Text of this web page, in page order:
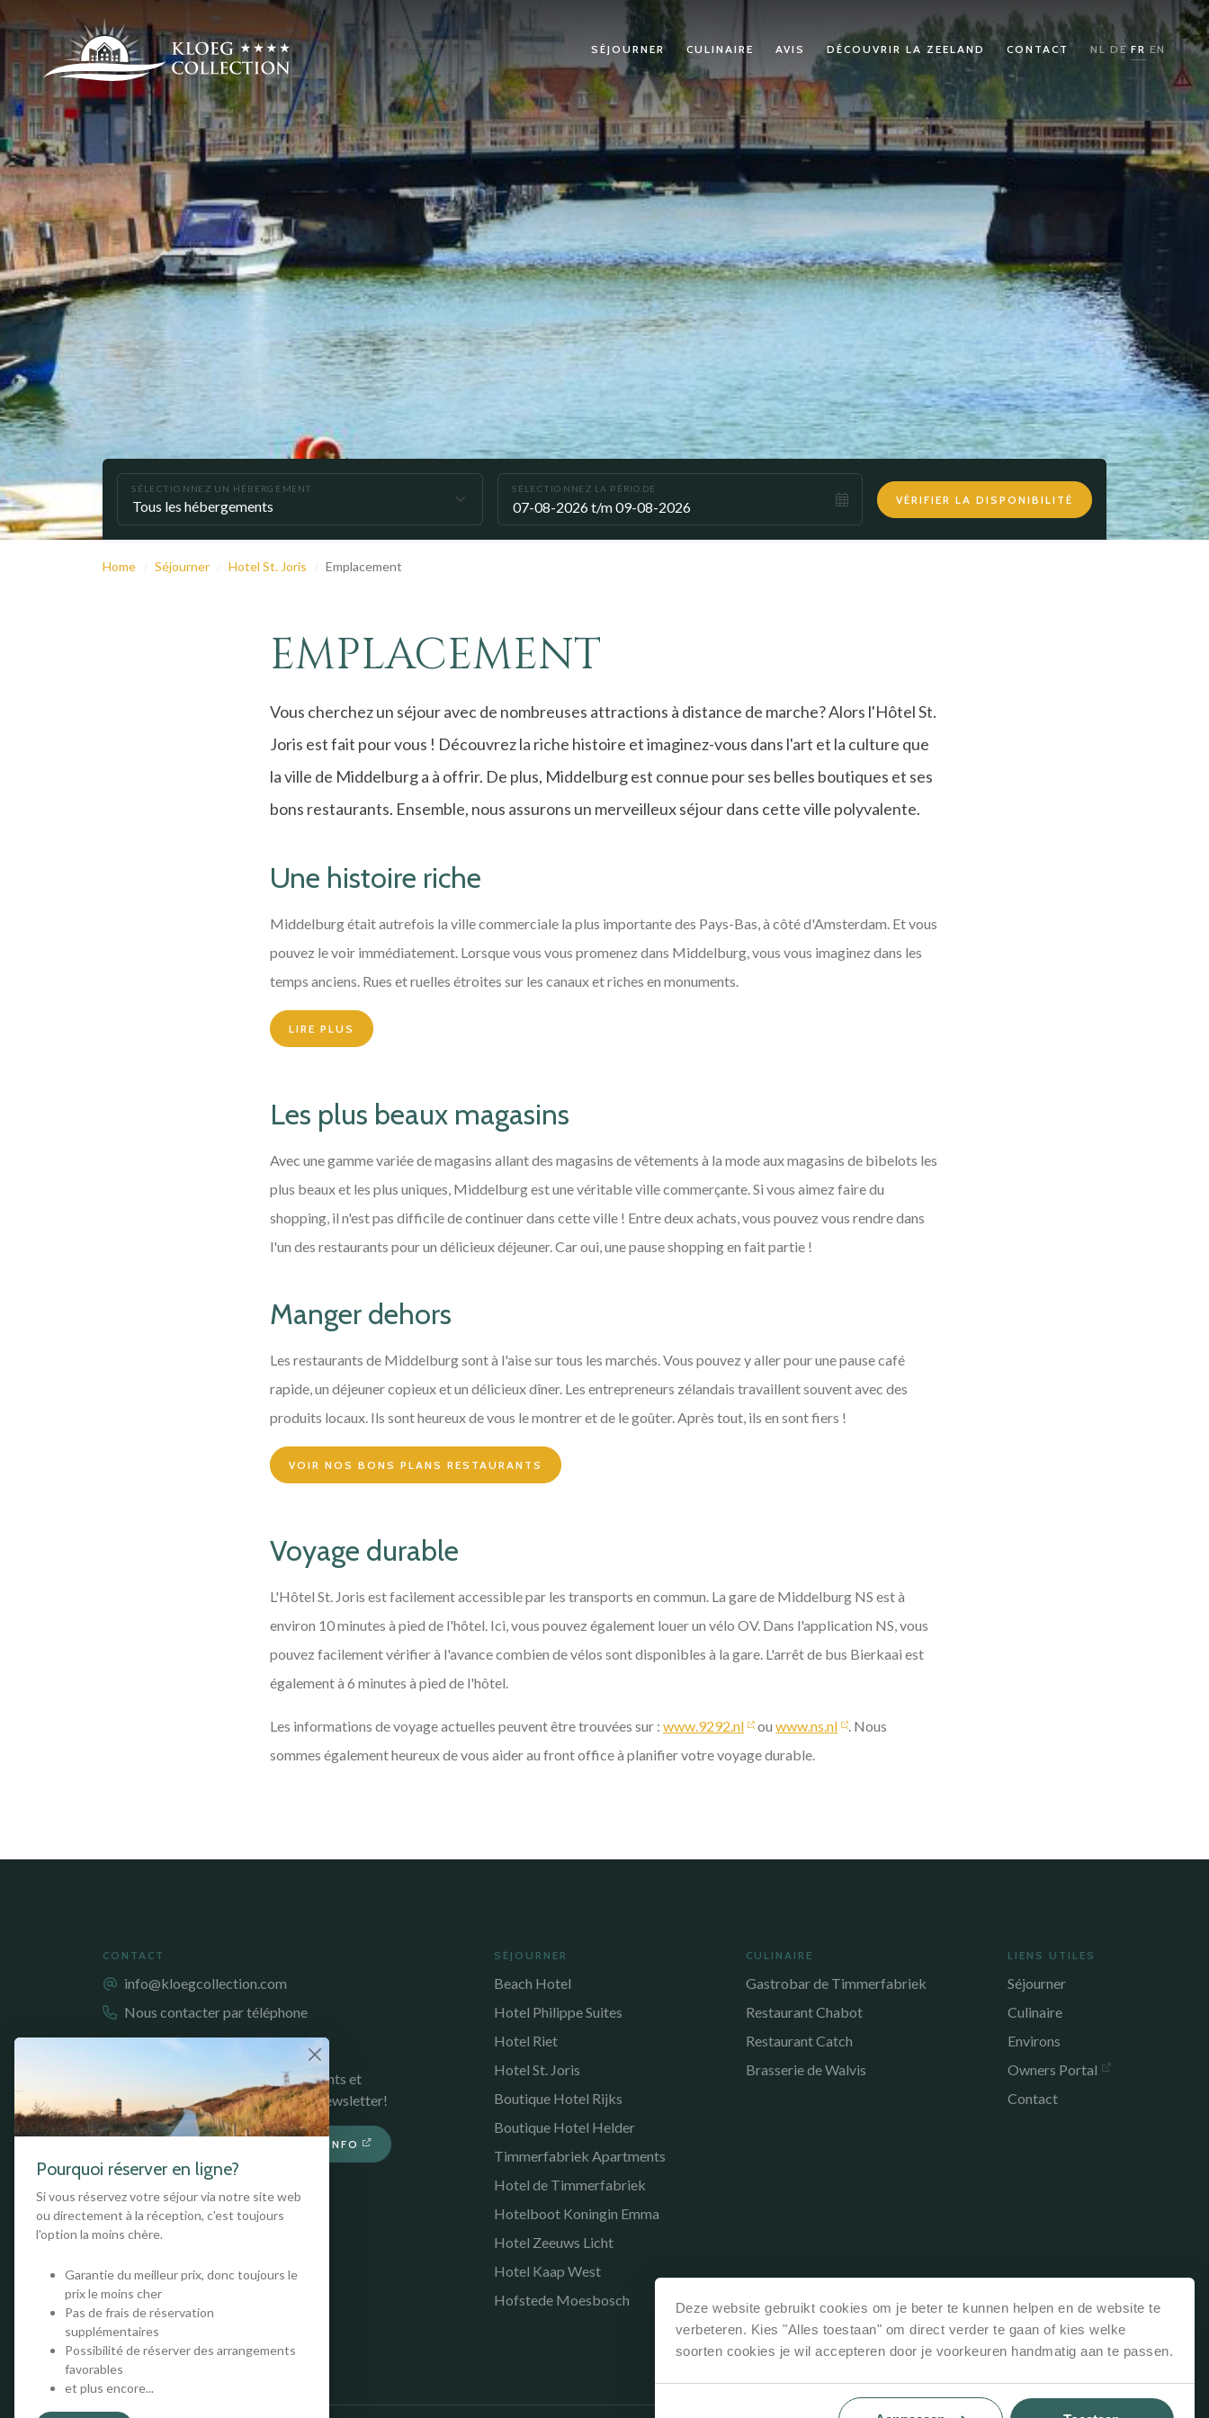
Deze website gebruikt cookies om je beter te kunnen helpen en de website te
verbeteren. Kies "Alles toestaan" om direct verder te gaan of kies welke
soorten cookies je wil accepteren door je voorkeuren handmatig aan te passen.
Pourquoi réserver en ligne?
Si vous réservez votre séjour via notre site web
ou directement à la réception, c'est toujours
l'option la moins chère.
Garantie du meilleur prix, donc toujours le
prix le moins cher
Pas de frais de réservation
supplémentaires
Possibilité de réserver des arrangements
favorables
et plus encore...
SÉJOURNER CULINAIRE AVIS DÉCOUVRIR LA ZEELAND CONTACT NL DE FR EN
SÉLECTIONNEZ UN HÉBERGEMENT SÉLECTIONNEZ LA PÉRIODE
VÉRIFIER LA DISPONIBILITÉ
Home Séjourner Hotel St. Joris Emplacement
EMPLACEMENT
Vous cherchez un séjour avec de nombreuses attractions à distance de marche? Alors l'Hôtel St.
Joris est fait pour vous ! Découvrez la riche histoire et imaginez-vous dans l'art et la culture que
la ville de Middelburg a à offrir. De plus, Middelburg est connue pour ses belles boutiques et ses
bons restaurants. Ensemble, nous assurons un merveilleux séjour dans cette ville polyvalente.
Une histoire riche
Middelburg était autrefois la ville commerciale la plus importante des Pays-Bas, à côté d'Amsterdam. Et vous
pouvez le voir immédiatement. Lorsque vous vous promenez dans Middelburg, vous vous imaginez dans les
temps anciens. Rues et ruelles étroites sur les canaux et riches en monuments.
LIRE PLUS
Les plus beaux magasins
Avec une gamme variée de magasins allant des magasins de vêtements à la mode aux magasins de bibelots les
plus beaux et les plus uniques, Middelburg est une véritable ville commerçante. Si vous aimez faire du
shopping, il n'est pas difficile de continuer dans cette ville ! Entre deux achats, vous pouvez vous rendre dans
l'un des restaurants pour un délicieux déjeuner. Car oui, une pause shopping en fait partie !
Manger dehors
Les restaurants de Middelburg sont à l'aise sur tous les marchés. Vous pouvez y aller pour une pause café
rapide, un déjeuner copieux et un délicieux dîner. Les entrepreneurs zélandais travaillent souvent avec des
produits locaux. Ils sont heureux de vous le montrer et de le goûter. Après tout, ils en sont fiers !
VOIR NOS BONS PLANS RESTAURANTS
Voyage durable
L'Hôtel St. Joris est facilement accessible par les transports en commun. La gare de Middelburg NS est à
environ 10 minutes à pied de l'hôtel. Ici, vous pouvez également louer un vélo OV. Dans l'application NS, vous
pouvez facilement vérifier à l'avance combien de vélos sont disponibles à la gare. L'arrêt de bus Bierkaai est
également à 6 minutes à pied de l'hôtel.
Les informations de voyage actuelles peuvent être trouvées sur : www.9292.nl ou www.ns.nl
. Nous
sommes également heureux de vous aider au front office à planifier votre voyage durable.
CONTACT
info@kloegcollection.com
Nous contacter par téléphone
Restez au courant de nos hébergements et
promotions, inscrivez-vous à notre newsletter!
S'ABONNER À NOTRE LETTRE D'INFO
SÉJOURNER
Beach Hotel
Hotel Philippe Suites
Hotel Riet
Hotel St. Joris
Boutique Hotel Rijks
Boutique Hotel Helder
Timmerfabriek Apartments
Hotel de Timmerfabriek
Hotelboot Koningin Emma
Hotel Zeeuws Licht
Hotel Kaap West
Hofstede Moesbosch
CULINAIRE
Gastrobar de Timmerfabriek
Restaurant Chabot
Restaurant Catch
Brasserie de Walvis
LIENS UTILES
Séjourner
Culinaire
Environs
Owners Portal
Contact